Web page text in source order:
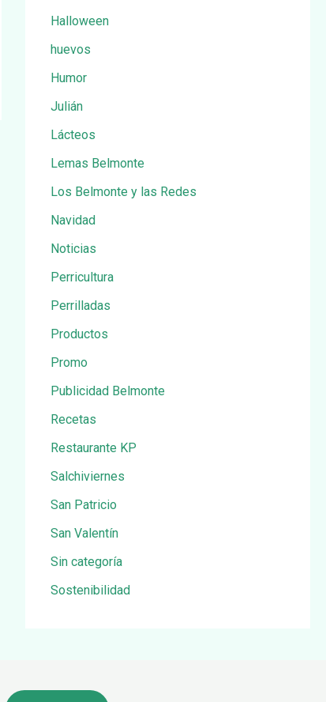
Halloween
huevos
Humor
Julián
Lácteos
Lemas Belmonte
Los Belmonte y las Redes
Navidad
Noticias
Perricultura
Perrilladas
Productos
Promo
Publicidad Belmonte
Recetas
Restaurante KP
Salchiviernes
San Patricio
San Valentín
Sin categoría
Sostenibilidad